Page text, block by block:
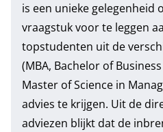
is een unieke gelegenheid
vraagstuk voor te leggen
topstudenten uit de
(MBA, Bachelor of
Master of Science in
advies te krijgen. Uit de
adviezen blijkt dat de